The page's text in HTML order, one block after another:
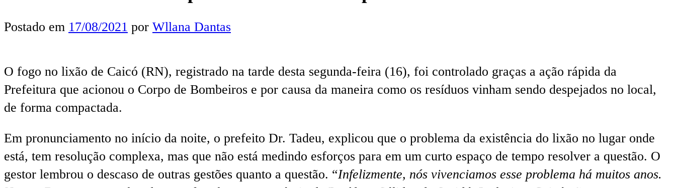
Postado em 17/08/2021 por Wllana Dantas
O fogo no lixão de Caicó (RN), registrado na tarde desta segunda-feira (16), foi controlado graças a ação rápida da
Prefeitura que acionou o Corpo de Bombeiros e por causa da maneira como os resíduos vinham sendo despejados no local,
de forma compactada.
Em pronunciamento no início da noite, o prefeito Dr. Tadeu, explicou que o problema da existência do lixão no lugar onde
está, tem resolução complexa, mas que não está medindo esforços para em um curto espaço de tempo resolver a questão. O
gestor lembrou o descaso de outras gestões quanto a questão. “Infelizmente, nós vivenciamos esse problema há muitos anos.